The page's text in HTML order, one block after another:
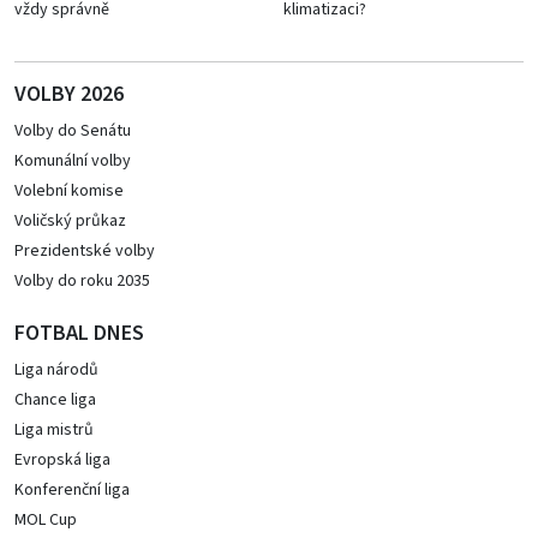
vždy správně klimatizaci?
VOLBY 2026
Volby do Senátu
Komunální volby
Volební komise
Voličský průkaz
Prezidentské volby
Volby do roku 2035
FOTBAL DNES
Liga národů
Chance liga
Liga mistrů
Evropská liga
Konferenční liga
MOL Cup